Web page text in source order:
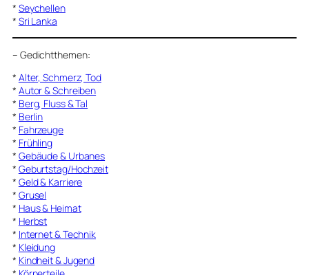
* Seychellen
* Sri Lanka
– Gedichtthemen:
* Alter, Schmerz, Tod
* Autor & Schreiben
* Berg, Fluss & Tal
* Berlin
* Fahrzeuge
* Frühling
* Gebäude & Urbanes
* Geburtstag/Hochzeit
* Geld & Karriere
* Grusel
* Haus & Heimat
* Herbst
* Internet & Technik
* Kleidung
* Kindheit & Jugend